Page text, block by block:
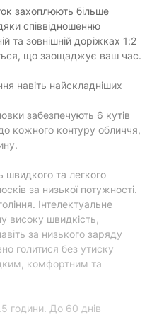
захоплюють більше
співвідношенню
та зовнішній доріжках 1:2
що заощаджує ваш час.
навіть найскладніших
забезпечують 6 кутів
кожного контуру обличчя,
швидкого та легкого
за низької потужності.
Інтелектуальне
високу швидкість,
за низького заряду
голитися без утиску
комфортним та
години. До 60 днів